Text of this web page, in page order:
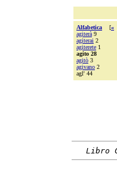
Alfabetica [«
agiterà 9
agiterai 2
agiterete 1
agito 28
agitò 3
agivano 2
agl' 44
Libro